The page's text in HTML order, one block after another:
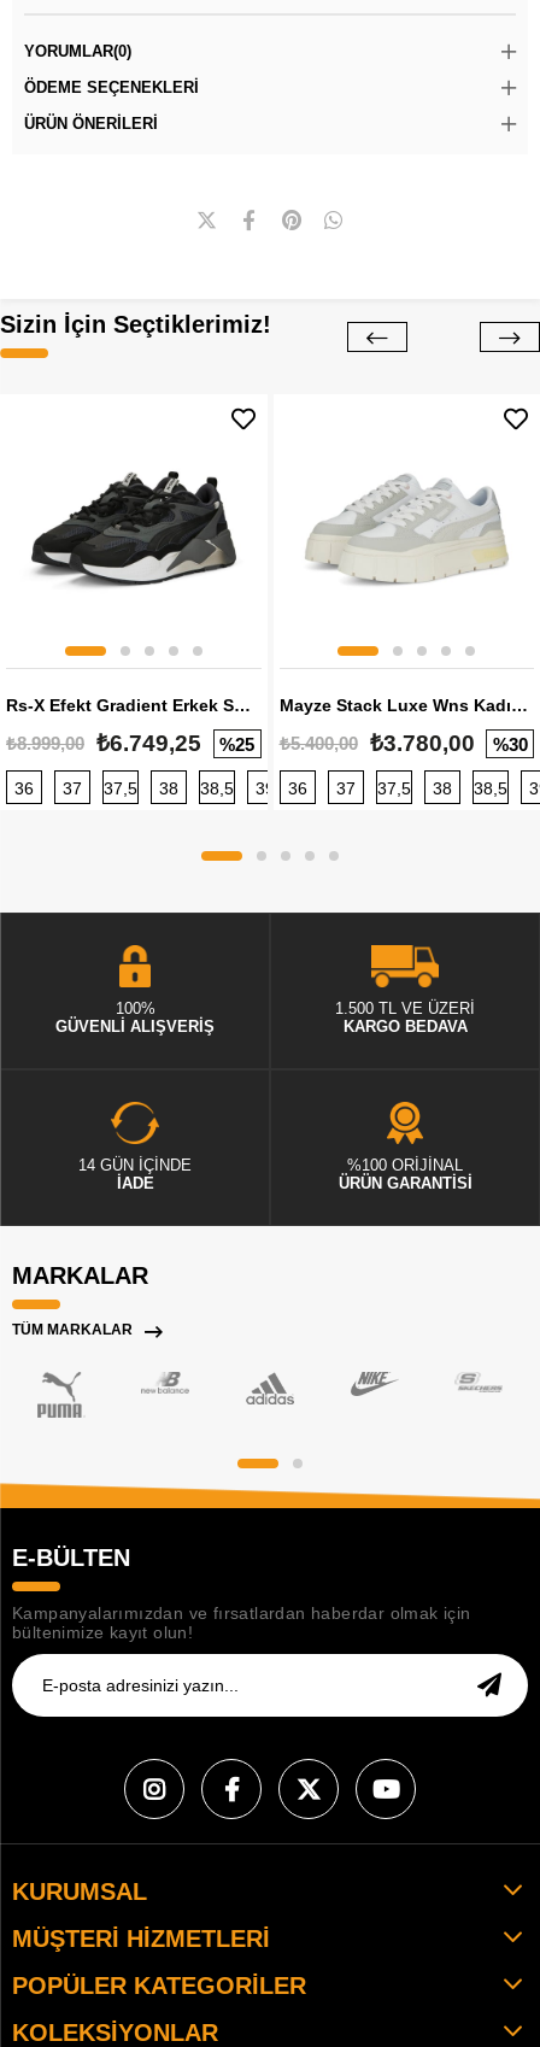
YORUMLAR(0)
ÖDEME SEÇENEKLERI
ÜRÜN ÖNERILERI
Sizin İçin Seçtiklerimiz!
Rs-X Efekt Gradient Erkek Sneaker
₺8.999,00 ₺6.749,25 %25
36 37 37,5 38 38,5 39 40 40,5 41 42 42,5
Mayze Stack Luxe Wns Kadın Sneaker
₺5.400,00 ₺3.780,00 %30
36 37 37,5 38 38,5
100%
GÜVENLİ ALIŞVERİŞ
1.500 TL VE ÜZERİ
KARGO BEDAVA
14 GÜN İÇİNDE
İADE
%100 ORİJİNAL
ÜRÜN GARANTİSİ
MARKALAR
TÜM MARKALAR
E-BÜLTEN
Kampanyalarımızdan ve fırsatlardan haberdar olmak için
bültenimize kayıt olun!
KURUMSAL
MÜŞTERI HIZMETLERI
POPÜLER KATEGORILER
KOLEKSIYONLAR